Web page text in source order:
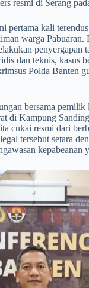
resmi di Serang
pertama kali
warga Pabuaran.
penyergapan
dan teknis, kasus
Polda Banten
bersama
di Kampung
cukai resmi dari
tersebut setara
kepabeanan